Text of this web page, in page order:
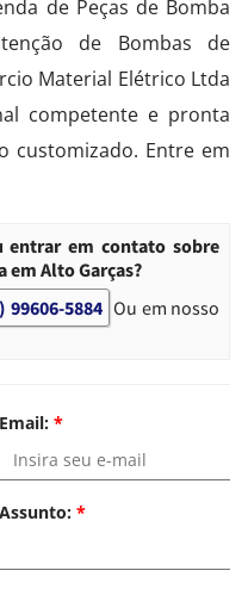
de Peças de Bomba
de Bombas de
Material Elétrico Ltda
competente e pronta
customizado. Entre em
entrar em contato sobre
em Alto Garças?
99606-5884 Ou em nosso
Email: *
Assunto: *